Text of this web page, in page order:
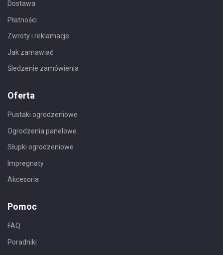
Dostawa
Płatności
Zwroty i reklamacje
Jak zamawiać
Śledzenie zamówienia
Oferta
Pustaki ogrodzeniowe
Ogrodzenia panelowe
Słupki ogrodzeniowe
Impregnaty
Akcesoria
Pomoc
FAQ
Poradniki